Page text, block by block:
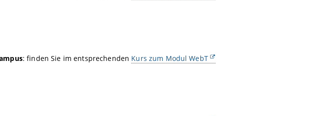
: finden Sie im entsprechenden Kurs zum Modul WebT